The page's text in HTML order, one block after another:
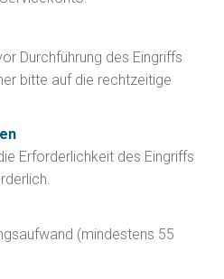
Durchführung des Eingriffs
bitte auf die rechtzeitige
Erforderlichkeit des Eingriffs
(mindestens 55